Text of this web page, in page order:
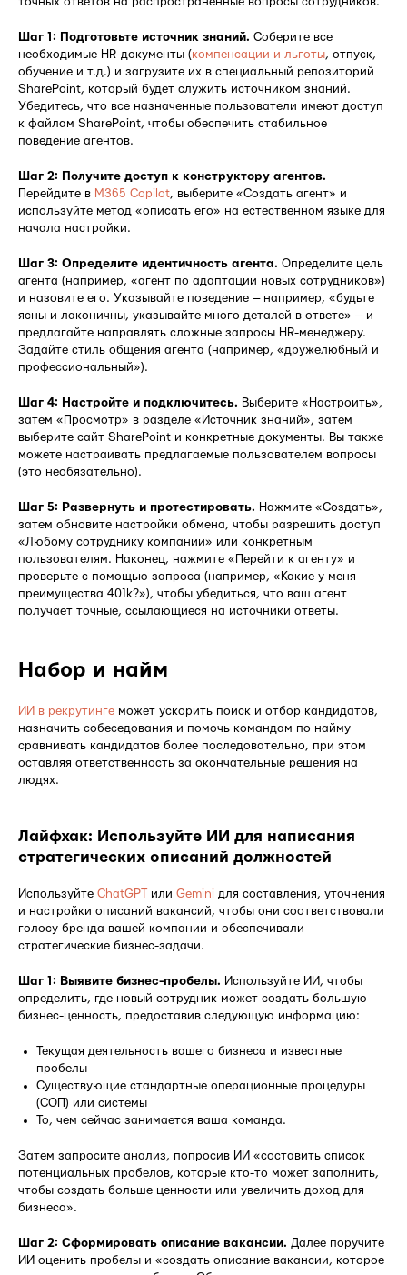
Шаг 1: Подготовьте источник знаний. Соберите все
необходимые HR-документы (компенсации и льготы, отпуск,
обучение и т.д.) и загрузите их в специальный репозиторий
SharePoint, который будет служить источником знаний.
Убедитесь, что все назначенные пользователи имеют доступ
к файлам SharePoint, чтобы обеспечить стабильное
поведение агентов.
Шаг 2: Получите доступ к конструктору агентов.
Перейдите в M365 Copilot, выберите «Создать агент» и
используйте метод «описать его» на естественном языке для
начала настройки.
Шаг 3: Определите идентичность агента. Определите цель
агента (например, «агент по адаптации новых сотрудников»)
и назовите его. Указывайте поведение — например, «будьте
ясны и лаконичны, указывайте много деталей в ответе» — и
предлагайте направлять сложные запросы HR-менеджеру.
Задайте стиль общения агента (например, «дружелюбный и
профессиональный»).
Шаг 4: Настройте и подключитесь. Выберите «Настроить»,
затем «Просмотр» в разделе «Источник знаний», затем
выберите сайт SharePoint и конкретные документы. Вы также
можете настраивать предлагаемые пользователем вопросы
(это необязательно).
Шаг 5: Развернуть и протестировать. Нажмите «Создать»,
затем обновите настройки обмена, чтобы разрешить доступ
«Любому сотруднику компании» или конкретным
пользователям. Наконец, нажмите «Перейти к агенту» и
проверьте с помощью запроса (например, «Какие у меня
преимущества 401k?»), чтобы убедиться, что ваш агент
получает точные, ссылающиеся на источники ответы.
Набор и найм
ИИ в рекрутинге может ускорить поиск и отбор кандидатов,
назначить собеседования и помочь командам по найму
сравнивать кандидатов более последовательно, при этом
оставляя ответственность за окончательные решения на
людях.
Лайфхак: Используйте ИИ для написания
стратегических описаний должностей
Используйте ChatGPTили Gemini для составления, уточнения
и настройки описаний вакансий, чтобы они соответствовали
голосу бренда вашей компании и обеспечивали
стратегические бизнес-задачи.
Шаг 1: Выявите бизнес-пробелы. Используйте ИИ, чтобы
определить, где новый сотрудник может создать большую
бизнес-ценность, предоставив следующую информацию:
Текущая деятельность вашего бизнеса и известные
пробелы
Существующие стандартные операционные процедуры
(СОП) или системы
То, чем сейчас занимается ваша команда.
Затем запросите анализ, попросив ИИ «составить список
потенциальных пробелов, которые кто-то может заполнить,
чтобы создать больше ценности или увеличить доход для
бизнеса».
Шаг 2: Сформировать описание вакансии. Далее поручите
ИИ оценить пробелы и «создать описание вакансии, которое